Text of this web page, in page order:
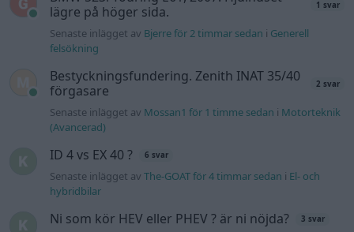
lägre på höger sida.
1 svar
Senaste inlägget av Bjerre för 2 timmar sedan i Generell
felsökning
Bestyckningsfundering. Zenith INAT 35/40
förgasare
2 svar
Senaste inlägget av Mossan1 för 1 timme sedan i Motorteknik
(Avancerad)
ID 4 vs EX 40 ? 6 svar
Senaste inlägget avThe-GOAT för 4 timmar sedan i El- och
hybridbilar
Ni som kör HEV eller PHEV ? är ni nöjda? 3 svar